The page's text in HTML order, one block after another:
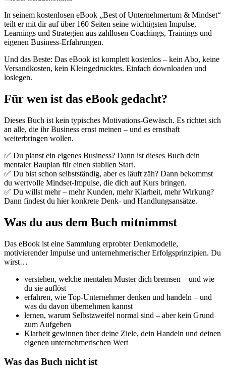
In seinem kostenlosen eBook „Best of Unternehmertum & Mindset“
teilt er mit dir auf über 160 Seiten seine wichtigsten Impulse,
Learnings und Strategien aus zahllosen Coachings, Trainings und
eigenen Business-Erfahrungen.
Und das Beste: Das eBook ist komplett kostenlos – kein Abo, keine
Versandkosten, kein Kleingedrucktes. Einfach downloaden und
loslegen.
Für wen ist das eBook gedacht?
Dieses Buch ist kein typisches Motivations-Gewäsch. Es richtet sich
an alle, die ihr Business ernst meinen – und es ernsthaft
weiterbringen wollen.
✅ Du planst ein eigenes Business? Dann ist dieses Buch dein
mentaler Bauplan für einen stabilen Start.
✅ Du bist schon selbstständig, aber es läuft zäh? Dann bekommst
du wertvolle Mindset-Impulse, die dich auf Kurs bringen.
✅ Du willst mehr – mehr Kunden, mehr Klarheit, mehr Wirkung?
Dann findest du hier konkrete Denk- und Handlungsansätze.
Was du aus dem Buch mitnimmst
Das eBook ist eine Sammlung erprobter Denkmodelle,
motivierender Impulse und unternehmerischer Erfolgsprinzipien. Du
wirst…
verstehen, welche mentalen Muster dich bremsen – und wie
du sie auflöst
erfahren, wie Top-Unternehmer denken und handeln – und
was du davon übernehmen kannst
lernen, warum Selbstzweifel normal sind – aber kein Grund
zum Aufgeben
Klarheit gewinnen über deine Ziele, dein Handeln und deinen
eigenen unternehmerischen Wert
Was das Buch nicht ist